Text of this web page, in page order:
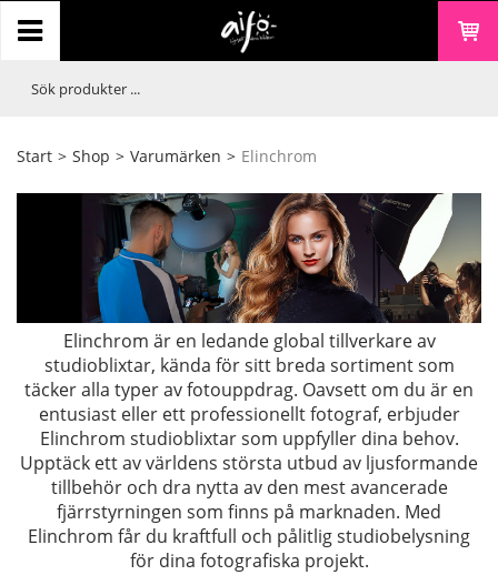
Start > Shop > Varumärken > Elinchrom
Elinchrom är en ledande global tillverkare av
studioblixtar, kända för sitt breda sortiment som
täcker alla typer av fotouppdrag. Oavsett om du är en
entusiast eller ett professionellt fotograf, erbjuder
Elinchrom studioblixtar som uppfyller dina behov.
Upptäck ett av världens största utbud av ljusformande
tillbehör och dra nytta av den mest avancerade
fjärrstyrningen som finns på marknaden. Med
Elinchrom får du kraftfull och pålitlig studiobelysning
för dina fotografiska projekt.